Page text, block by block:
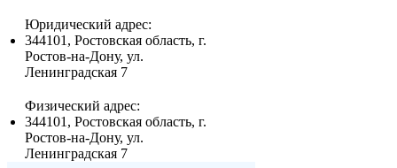
Юридический адрес:
344101, Ростовская область, г.
Ростов-на-Дону, ул.
Ленинградская 7
Физический адрес:
344101, Ростовская область, г.
Ростов-на-Дону, ул.
Ленинградская 7